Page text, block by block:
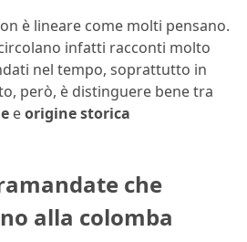
è lineare come molti pensano.
infatti racconti molto
nel tempo, soprattutto in
però, è distinguere bene tra
eorigine storica
che
alla colomba